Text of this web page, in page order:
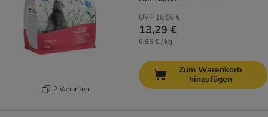
2 Varianten
UVP 16,59 €
13,29 €
6,65 € / kg
Zum Warenkorb
hinzufügen